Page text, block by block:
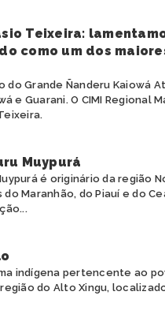
Teixeira:
como um dos
Grande Ñanderu Kaiowá
e Guarani. O CIMI Regional
Muypurá
é originário da região
Maranhão, do Piauí e do
indígena pertencente ao
do Alto Xingu,